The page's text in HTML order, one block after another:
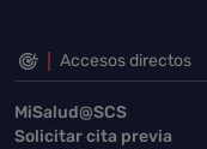
Accesos directos
MiSalud@SCS
Solicitar cita previa